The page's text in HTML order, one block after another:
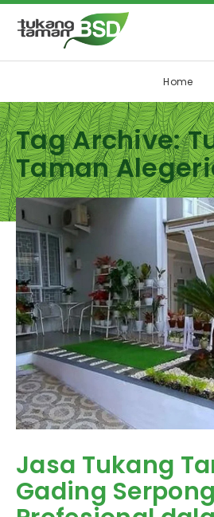
Home
Tag Archive:
Taman
Jasa Tukang
Gading